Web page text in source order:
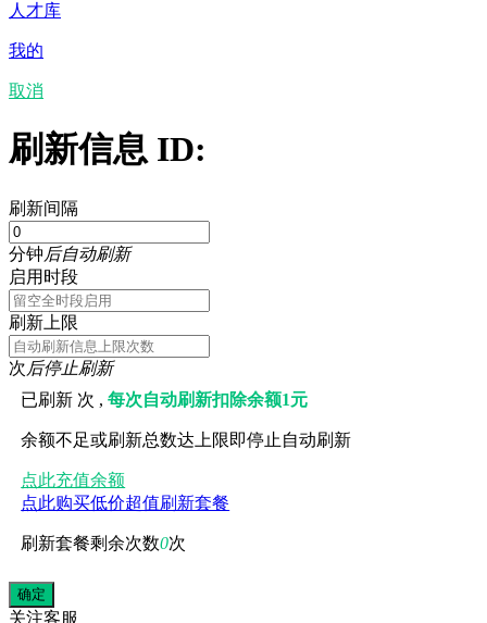
人才库
我的
取消
刷新信息 ID:
刷新间隔
分钟后自动刷新
启用时段
刷新上限
次后停止刷新
已刷新 次 ,每次自动刷新扣除余额1元
余额不足或刷新总数达上限即停止自动刷新
点此充值余额
点此购买低价超值刷新套餐
刷新套餐剩余次数0次
关注客服